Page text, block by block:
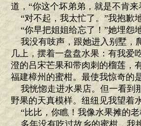
道，“你这个坏弟弟，就是不肯来
“对不起，我太忙了。”我抱歉
“你早把姐姐给忘了！”她埋怨
我没有吱声，跟她进入别墅，
几上，摆着一盘盘水果：有我爱
澄的吕宋芒果和带肉刺的榴莲，
福建樟州的蜜柑。最使我惊奇的
我恍惚走进水果店。但一看到
野果的天真模样。纽纽见我望着
“比比，你瞧！我像水果摊的老
多年没有吃过故乡的蜜柑，我